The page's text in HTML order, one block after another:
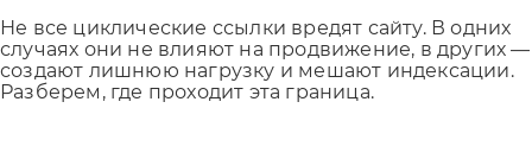
Не все циклические ссылки вредят сайту. В одних
случаях они не влияют на продвижение, в других —
создают лишнюю нагрузку и мешают индексации.
Разберем, где проходит эта граница.